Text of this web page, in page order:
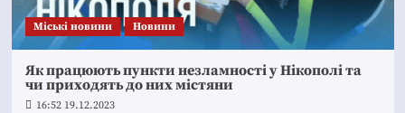
Mіські новини Новини
Як працюють пункти незламності у Нікополі та
чи приходять до них містяни
16:52 19.12.2023